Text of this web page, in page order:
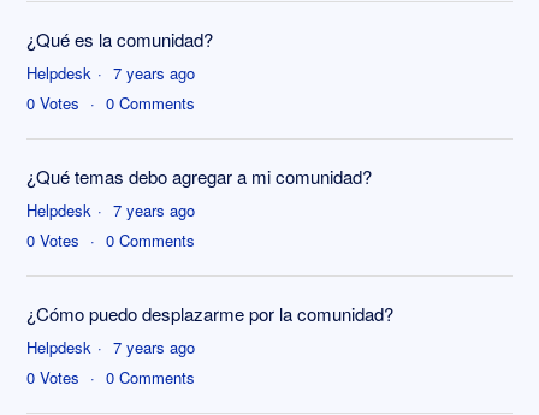
¿Qué es la comunidad?
Helpdesk
7 years ago
0 Votes 0 Comments
¿Qué temas debo agregar a mi comunidad?
Helpdesk
7 years ago
0 Votes 0 Comments
¿Cómo puedo desplazarme por la comunidad?
Helpdesk
7 years ago
0 Votes 0 Comments